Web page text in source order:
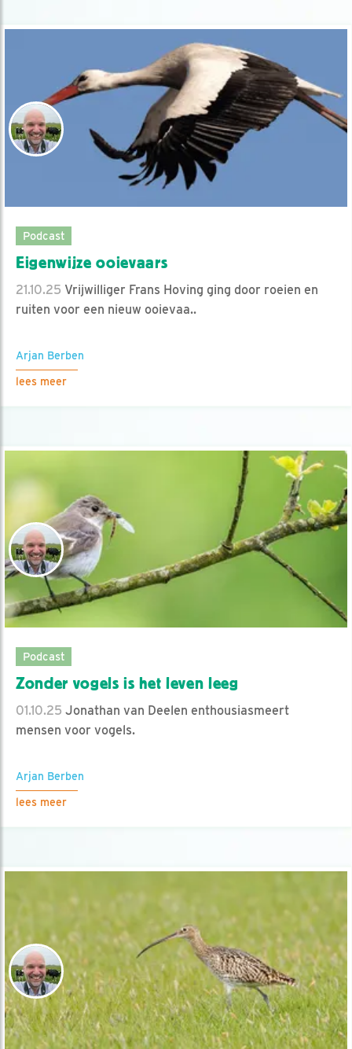
Podcast
Eigenwijze ooievaars
21.10.25 Vrijwilliger Frans Hoving ging door roeien en
ruiten voor een nieuw ooievaa..
Arjan Berben
lees meer
Podcast
Zonder vogels is het leven leeg
01.10.25 Jonathan van Deelen enthousiasmeert
mensen voor vogels.
Arjan Berben
lees meer